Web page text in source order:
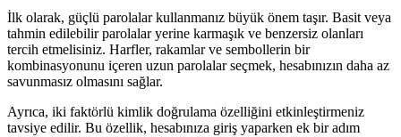
İlk olarak, güçlü parolalar kullanmanız büyük önem taşır. Basit veya
tahmin edilebilir parolalar yerine karmaşık ve benzersiz olanları
tercih etmelisiniz. Harfler, rakamlar ve sembollerin bir
kombinasyonunu içeren uzun parolalar seçmek, hesabınızın daha az
savunmasız olmasını sağlar.
Ayrıca, iki faktörlü kimlik doğrulama özelliğini etkinleştirmeniz
tavsiye edilir. Bu özellik, hesabınıza giriş yaparken ek bir adım